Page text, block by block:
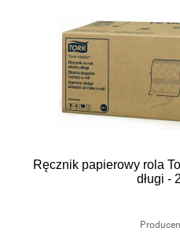
Ręcznik papierowy rola
długi -